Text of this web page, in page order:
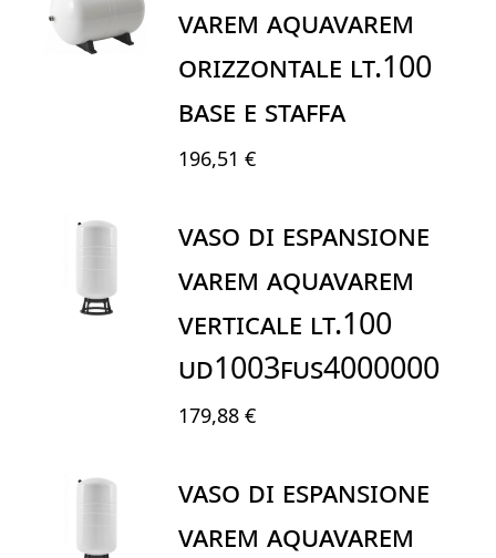
VAREM AQUAVAREM
ORIZZONTALE LT.100
BASE E STAFFA
196,51 €
VASO DI ESPANSIONE
VAREM AQUAVAREM
VERTICALE LT.100
UD1003FUS4000000
179,88 €
VASO DI ESPANSIONE
VAREM AQUAVAREM